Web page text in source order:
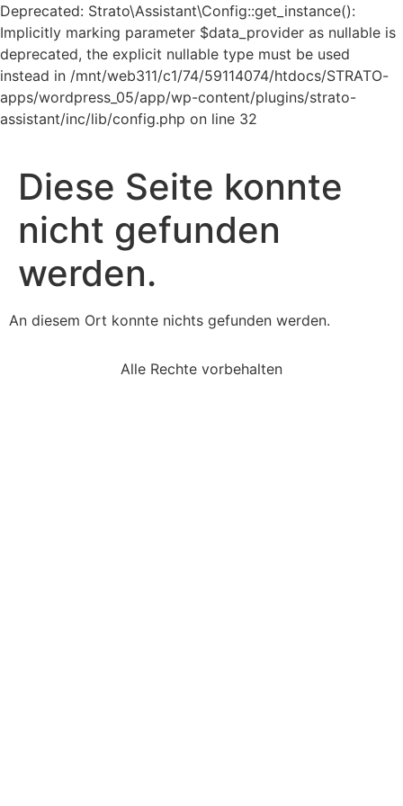
Deprecated: Strato\Assistant\Config::get_instance():
Implicitly marking parameter $data_provider as nullable is
deprecated, the explicit nullable type must be used
instead in /mnt/web311/c1/74/59114074/htdocs/STRATO-
apps/wordpress_05/app/wp-content/plugins/strato-
assistant/inc/lib/config.php on line 32
Diese Seite konnte
nicht gefunden
werden.
An diesem Ort konnte nichts gefunden werden.
Alle Rechte vorbehalten